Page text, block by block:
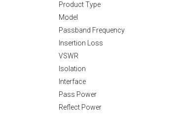
Product Type
Model
Passband Frequency
Insertion Loss
VSWR
Isolation
Interface
Pass Power
Reflect Power